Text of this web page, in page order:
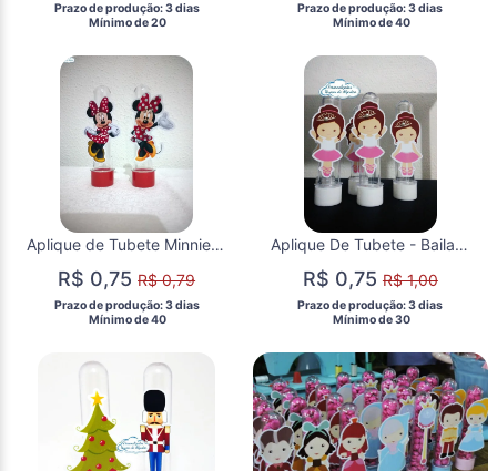
Prazo de produção: 3 dias
  Mínimo de 20
Prazo de produção: 3 dias
  Mínimo de 40
Aplique de Tubete Minnie Vermelha
R$ 0,75R$ 0,79
Prazo de produção: 3 dias
  Mínimo de 40
Aplique De Tubete - Bailarina
R$ 0,75R$ 1,00
Prazo de produção: 3 dias
  Mínimo de 30